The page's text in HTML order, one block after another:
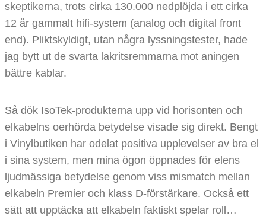
skeptikerna, trots cirka 130.000 nedplöjda i ett cirka
12 år gammalt hifi-system (analog och digital front
end). Pliktskyldigt, utan några lyssningstester, hade
jag bytt ut de svarta lakritsremmarna mot aningen
bättre kablar.
Så dök IsoTek-produkterna upp vid horisonten och
elkabelns oerhörda betydelse visade sig direkt. Bengt
i Vinylbutiken har odelat positiva upplevelser av bra el
i sina system, men mina ögon öppnades för elens
ljudmässiga betydelse genom viss mismatch mellan
elkabeln Premier och klass D-förstärkare. Också ett
sätt att upptäcka att elkabeln faktiskt spelar roll…